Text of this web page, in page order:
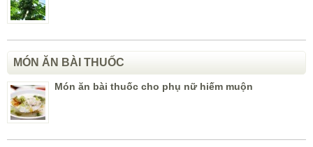
MÓN ĂN BÀI THUỐC
Món ăn bài thuốc cho phụ nữ hiếm muộn